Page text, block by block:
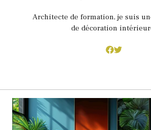
Architecte de formation, je suis
de décoration